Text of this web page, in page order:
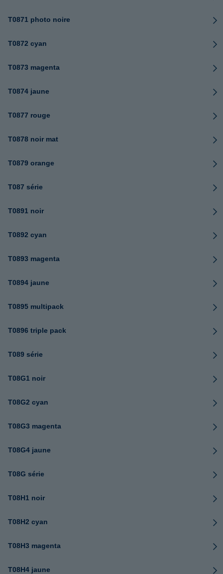
T0871 photo noire
T0872 cyan
T0873 magenta
T0874 jaune
T0877 rouge
T0878 noir mat
T0879 orange
T087 série
T0891 noir
T0892 cyan
T0893 magenta
T0894 jaune
T0895 multipack
T0896 triple pack
T089 série
T08G1 noir
T08G2 cyan
T08G3 magenta
T08G4 jaune
T08G série
T08H1 noir
T08H2 cyan
T08H3 magenta
T08H4 jaune